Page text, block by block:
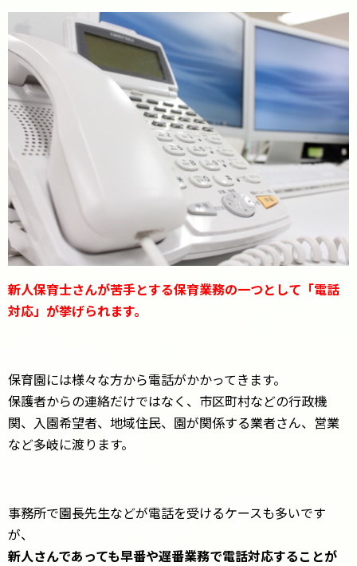
新人保育士さんが苦手とする保育業務の一つとして「電話
対応」が挙げられます。
保育園には様々な方から電話がかかってきます。
保護者からの連絡だけではなく、市区町村などの行政機
関、入園希望者、地域住民、園が関係する業者さん、営業
など多岐に渡ります。
事務所で園長先生などが電話を受けるケースも多いです
が、
新人さんであっても早番や遅番業務で電話対応することが